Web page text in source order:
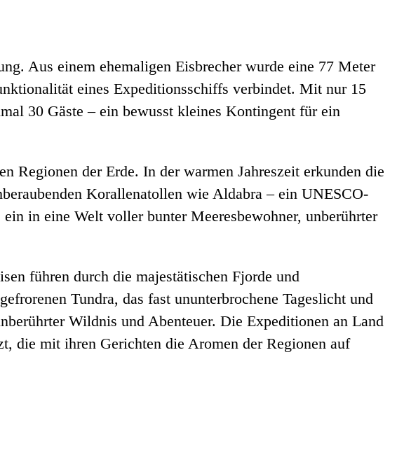
Aus einem ehemaligen Eisbrecher wurde eine 77 Meter
eines Expeditionsschiffs verbindet. Mit nur 15
30 Gäste – ein bewusst kleines Kontingent für ein
Regionen der Erde. In der warmen Jahreszeit erkunden die
Korallenatollen wie Aldabra – ein UNESCO-
in eine Welt voller bunter Meeresbewohner, unberührter
führen durch die majestätischen Fjorde und
Tundra, das fast ununterbrochene Tageslicht und
Wildnis und Abenteuer. Die Expeditionen an Land
die mit ihren Gerichten die Aromen der Regionen auf